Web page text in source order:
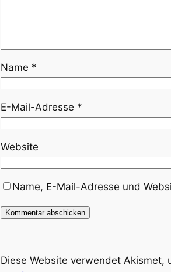
Name *
E-Mail-Adresse *
Website
Name, E-Mail-Adresse und
Diese Website verwendet Akismet,